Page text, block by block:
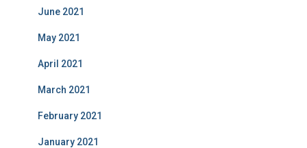
June 2021
May 2021
April 2021
March 2021
February 2021
January 2021